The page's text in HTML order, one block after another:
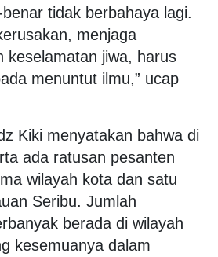
tidak berbahaya lagi.
menjaga
keselamatan jiwa, harus
menuntut ilmu,” ucap
Kiki menyatakan bahwa di
ada ratusan pesanten
wilayah kota dan satu
Seribu. Jumlah
berada di wilayah
kesemuanya dalam